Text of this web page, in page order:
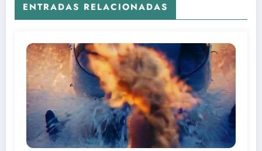
ENTRADAS RELACIONADAS